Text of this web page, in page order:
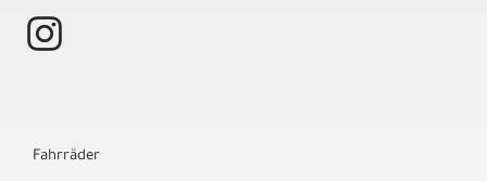
Fahrräder